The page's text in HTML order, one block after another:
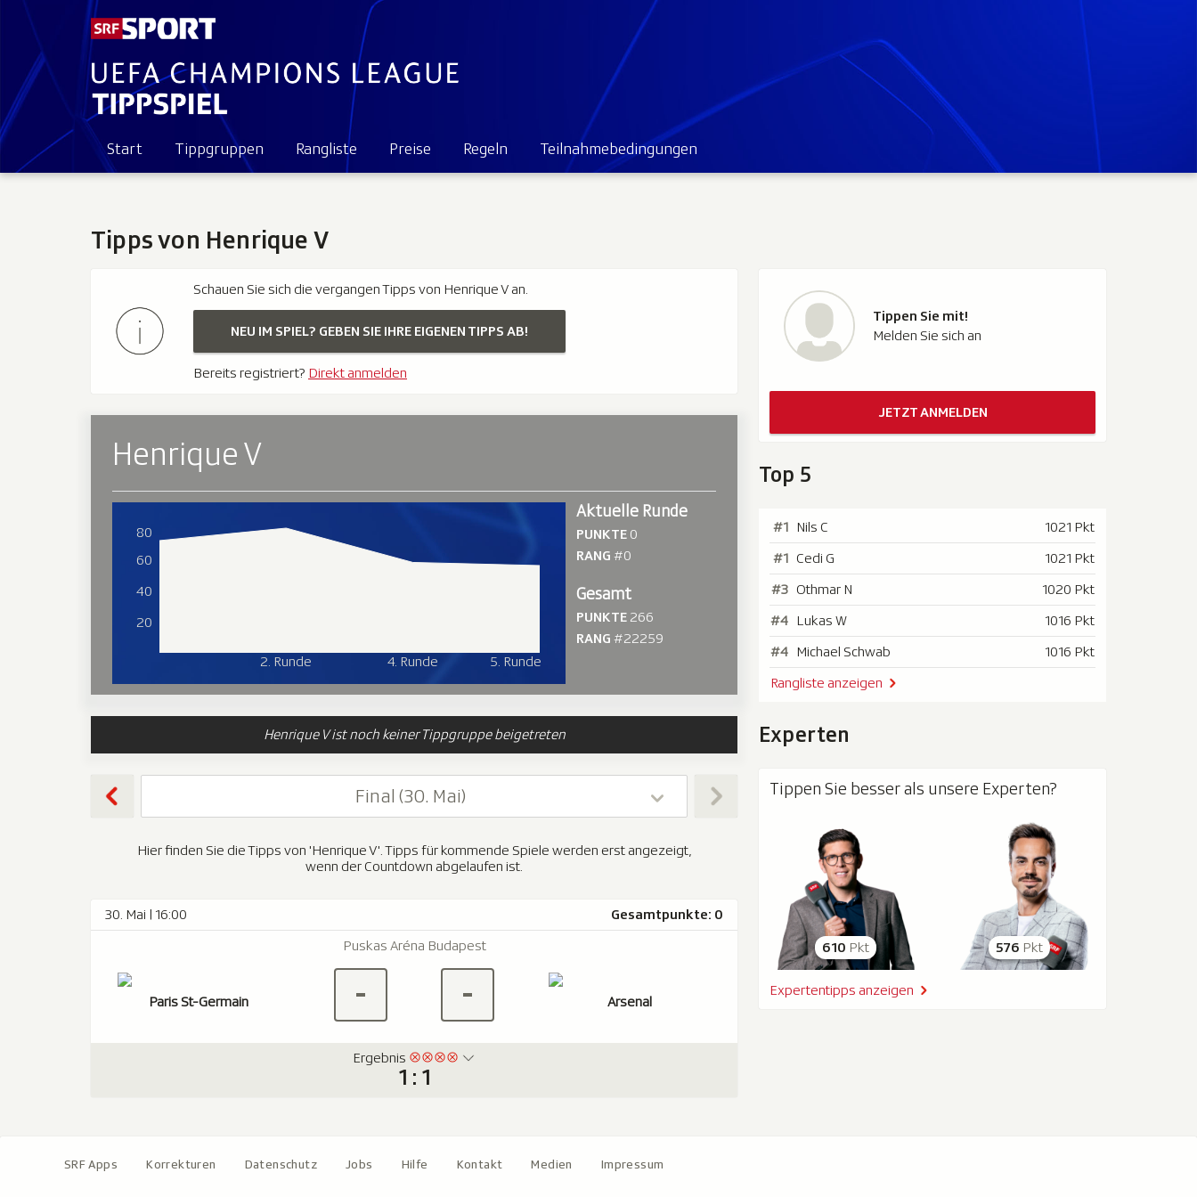
Start Tippgruppen Rangliste Preise Regeln Teilnahmebedingungen
Tipps von Henrique V
Schauen Sie sich die vergangen Tipps von Henrique V an.
NEU IM SPIEL? GEBEN SIE IHRE EIGENEN TIPPS AB!
Bereits registriert? Direkt anmelden
Henrique V
2. Runde 4. Runde 5. Runde
20
40
60
80
Aktuelle Runde
PUNKTE0
RANG #0
Gesamt
PUNKTE266
RANG #22259
Henrique V ist noch keiner Tippgruppe beigetreten
Final (30. Mai)
Hier finden Sie die Tipps von 'Henrique V'. Tipps für kommende Spiele werden erst angezeigt,
wenn der Countdown abgelaufen ist.
30. Mai | 16:00
Gesamtpunkte: 0
Puskas Aréna Budapest
Paris St-Germain - Arsenal
-
Ergebnis
1 : 1
Tippen Sie mit!
Melden Sie sich an
JETZT ANMELDEN
Top 5
#1 Nils C
1021 Pkt
#1 Cedi G
1021 Pkt
#3 Othmar N
1020 Pkt
#4 Lukas W
1016 Pkt
#4 Michael Schwab
1016 Pkt
Rangliste anzeigen
Experten
610 Pkt 576 Pkt
Tippen Sie besser als unsere Experten?
Expertentipps anzeigen
SRF Apps Korrekturen Datenschutz Jobs Hilfe Kontakt Medien Impressum